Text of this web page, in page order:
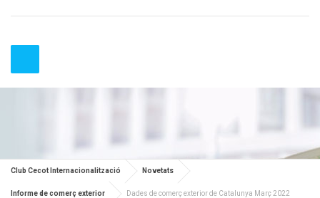
Club Cecot Internacionalització Novetats
Informe de comerç exterior Dades de comerç exterior de Catalunya Març 2022